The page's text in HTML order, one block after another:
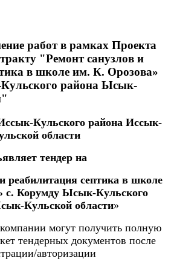
работ в рамках Проекта
"Ремонт санузлов и
в школе им. К. Орозова»
района Ысык-
Кульского района Иссык-
области
тендер на
реабилитация септика в школе
с. Корумду Ысык-Кульского
Кульской области»
могут получить полную
тендерных документов после
авторизации